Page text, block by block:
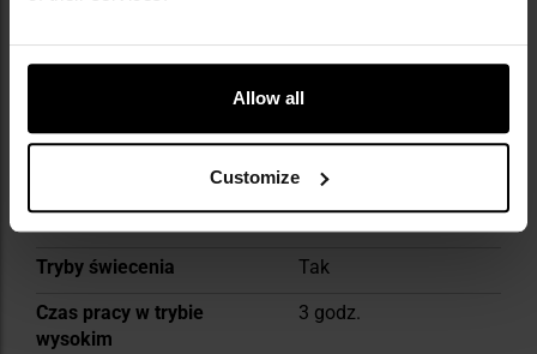
Allow all
Customize
Więcej
Maksymalny strumień
1400 lumenów
Wiązka światła
skupiona + szeroka
Tryby świecenia
Tak
Czas pracy w trybie
wysokim
3 godz.